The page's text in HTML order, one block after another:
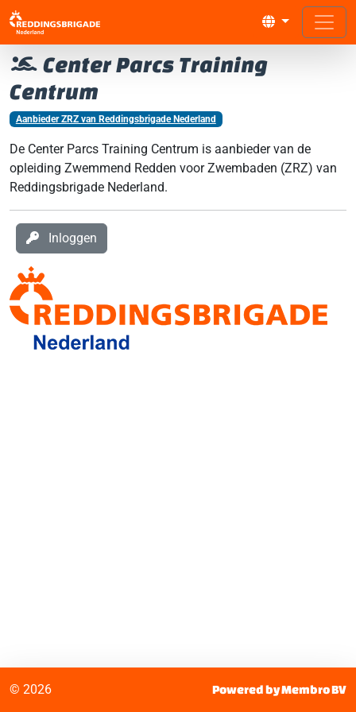
Center Parcs Training
Centrum
Aanbieder ZRZ van Reddingsbrigade Nederland
De Center Parcs Training Centrum is aanbieder van de
opleiding Zwemmend Redden voor Zwembaden (ZRZ) van
Reddingsbrigade Nederland.
Inloggen
© 2026 Powered by Membro BV